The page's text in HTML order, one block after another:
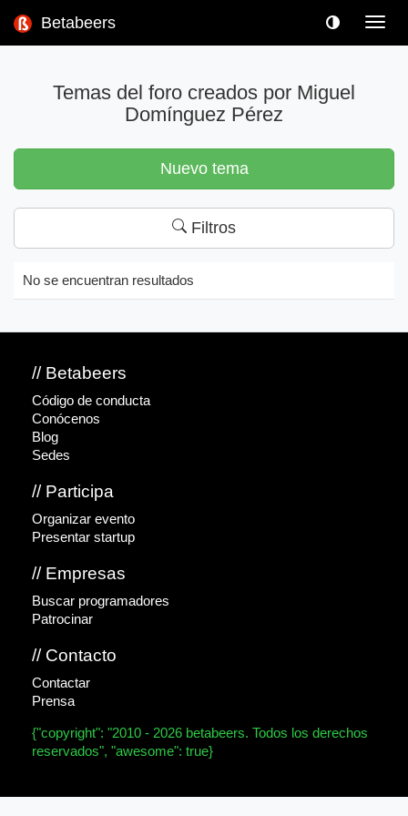
Betabeers
Temas del foro creados por Miguel
Domínguez Pérez
Nuevo tema
Filtros
No se encuentran resultados
// Betabeers
Código de conducta
Conócenos
Blog
Sedes
// Participa
Organizar evento
Presentar startup
// Empresas
Buscar programadores
Patrocinar
// Contacto
Contactar
Prensa
{"copyright": "2010 - 2026 betabeers. Todos los derechos
reservados", "awesome": true}